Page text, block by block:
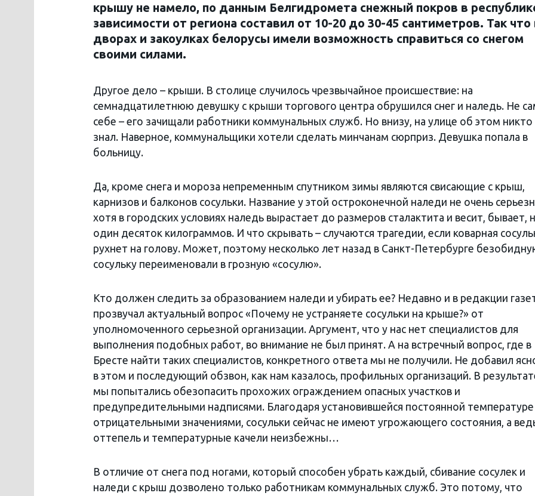
крышу не намело, по данным Белгидромета снежный покров в
зависимости от региона составил от 10-20 до 30-45 сантиметров. Так что
дворах и закоулках белорусы имели возможность справиться со снегом
своими силами.
Другое дело – крыши. В столице случилось чрезвычайное происшествие: на
семнадцатилетнюю девушку с крыши торгового центра обрушился снег и наледь. Не
себе – его зачищали работники коммунальных служб. Но внизу, на улице об этом никто
знал. Наверное, коммунальщики хотели сделать минчанам сюрприз. Девушка попала в
больницу.
Да, кроме снега и мороза непременным спутником зимы являются свисающие с крыш,
карнизов и балконов сосульки. Название у этой остроконечной наледи не очень
хотя в городских условиях наледь вырастает до размеров сталактита и весит, бывает,
один десяток килограммов. И что скрывать – случаются трагедии, если коварная
рухнет на голову. Может, поэтому несколько лет назад в Санкт-Петербурге
сосульку переименовали в грозную «сосулю».
Кто должен следить за образованием наледи и убирать ее? Недавно и в редакции
прозвучал актуальный вопрос «Почему не устраняете сосульки на крыше?» от
уполномоченного серьезной организации. Аргумент, что у нас нет специалистов для
выполнения подобных работ, во внимание не был принят. А на встречный вопрос, где в
Бресте найти таких специалистов, конкретного ответа мы не получили. Не добавил
в этом и последующий обзвон, как нам казалось, профильных организаций. В
мы попытались обезопасить прохожих ограждением опасных участков и
предупредительными надписями. Благодаря установившейся постоянной температуре
отрицательными значениями, сосульки сейчас не имеют угрожающего состояния, а
оттепель и температурные качели неизбежны…
В отличие от снега под ногами, который способен убрать каждый, сбивание сосулек и
наледи с крыш дозволено только работникам коммунальных служб. Это потому, что